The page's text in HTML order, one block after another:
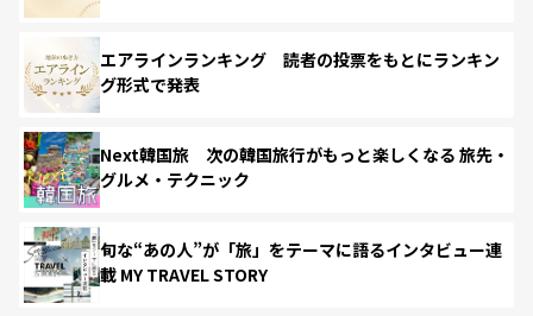
エアラインランキング 読者の投票をもとにランキン
グ形式で発表
Next韓国旅 次の韓国旅行がもっと楽しくなる 旅先・
グルメ・テクニック
旬な“あの人”が「旅」をテーマに語るインタビュー連
載 MY TRAVEL STORY